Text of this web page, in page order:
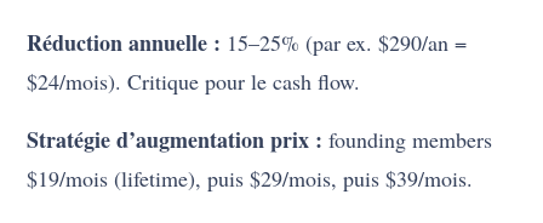
Réduction annuelle : 15–25% (par ex. $290/an =
$24/mois). Critique pour le cash flow.
Stratégie d’augmentation prix : founding members
$19/mois (lifetime), puis $29/mois, puis $39/mois.